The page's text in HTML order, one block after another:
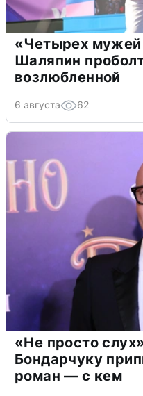
«Четырех мужей
Шаляпин
возлюбленной
6 августа 62
«Не просто
Бондарчуку
роман — с кем